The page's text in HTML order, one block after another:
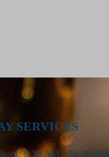
SERVICES
9:30 AM - 10:20 AM